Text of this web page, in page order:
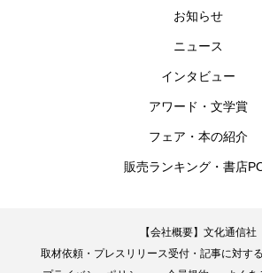
お知らせ
ニュース
インタビュー
アワード・文学賞
フェア・本の紹介
販売ランキング・書店
【会社概要】文化通信社
取材依頼・プレスリリース受付・記事に対す